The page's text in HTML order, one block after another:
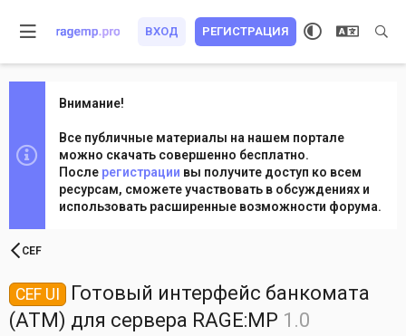
ВХОД РЕГИСТРАЦИЯ
Внимание!
Все публичные материалы на нашем портале
можно скачать совершенно бесплатно.
После регистрации вы получите доступ ко всем
ресурсам, сможете участвовать в обсуждениях и
использовать расширенные возможности форума.
CEF
CEF UI
Готовый интерфейс банкомата
(ATM) для сервера RAGE:MP 1.0